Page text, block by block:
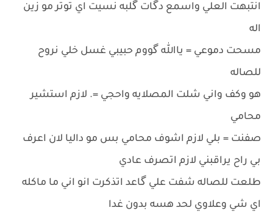
انتبهت العلي واسمع دگات گلبه نسيت اي توتر مو زين
اله
مسحت دموعي = ياالله گووم حبيبي غسل خلي نروح
للصاله
هو وكف واني شلت المصلايه واحجي =. لازم استشير
محامي
صفنت = بلي لازم اشوف محامي بس مو داليا لان اعرف
بي راح يراقبني لازم اتصرف عادي
طلعت للصاله شفت علي گاعد اتذكرت انو اني ما ماكله
اي شي وعلاوي لحد هسه بدون غدا